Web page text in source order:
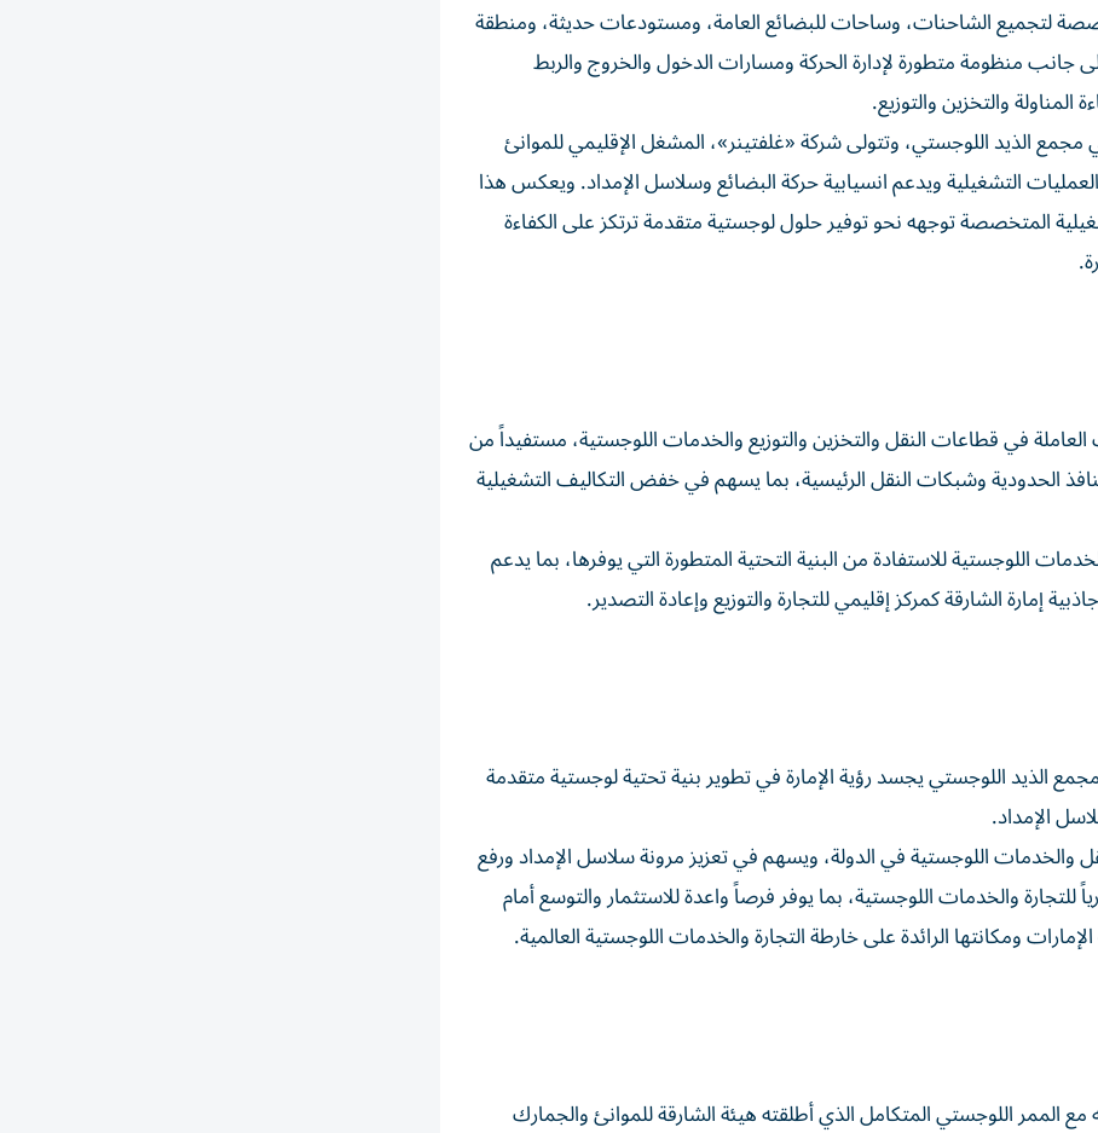
لتجميع الشاحنات، وساحات للبضائع العامة، ومستودعات حديثة، ومنطقة
منظومة متطورة لإدارة الحركة ومسارات الدخول والخروج والربط
والتخزين والتوزيع.
الذيد اللوجستي، وتتولى شركة «غلفتينر»، المشغل الإقليمي للموانئ
التشغيلية ويدعم انسيابية حركة البضائع وسلاسل الإمداد. ويعكس هذا
المتخصصة توجهه نحو توفير حلول لوجستية متقدمة ترتكز على الكفاءة
في قطاعات النقل والتخزين والتوزيع والخدمات اللوجستية، مستفيداً من
الحدودية وشبكات النقل الرئيسية، بما يسهم في خفض التكاليف التشغيلية
اللوجستية للاستفادة من البنية التحتية المتطورة التي يوفرها، بما يدعم
إمارة الشارقة كمركز إقليمي للتجارة والتوزيع وإعادة التصدير.
الذيد اللوجستي يجسد رؤية الإمارة في تطوير بنية تحتية لوجستية متقدمة
الإمداد.
اللوجستية في الدولة، ويسهم في تعزيز مرونة سلاسل الإمداد ورفع
للتجارة والخدمات اللوجستية، بما يوفر فرصاً واعدة للاستثمار والتوسع أمام
ومكانتها الرائدة على خارطة التجارة والخدمات اللوجستية العالمية.
اللوجستي المتكامل الذي أطلقته هيئة الشارقة للموانئ والجمارك